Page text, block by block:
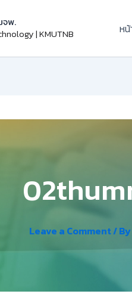
จพ.
| KMUTNB
หน้
Leave a Comment/ By